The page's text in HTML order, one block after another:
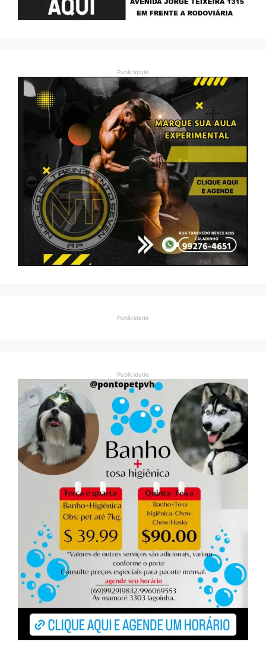
Publicidade
Publicidade
Publicidade